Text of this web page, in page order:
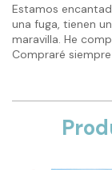
Estamos
una fuga, tienen
maravilla. He
Compraré